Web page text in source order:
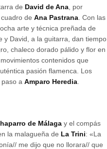
de David de Ana , por
cuadro deAna Pastrana . Con las
arte y técnica preñada de
y David, a la guitarra, dan tiempo
chaleco dorado pálido y flor en
contenidos que
pasión flamenca. Los
paso aAmparo Heredia
de Málaga y el compás
la malagueña de La Trini: «La
me dijo que no llorara// que